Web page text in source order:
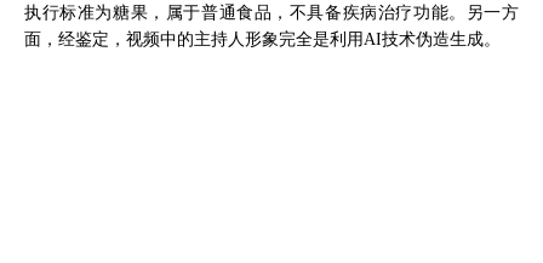
执行标准为糖果，属于普通食品，不具备疾病治疗功能。另一方
面，经鉴定，视频中的主持人形象完全是利用AI技术伪造生成。